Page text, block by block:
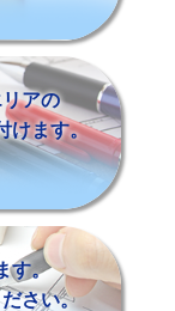
アの
けます。
す。
さい。